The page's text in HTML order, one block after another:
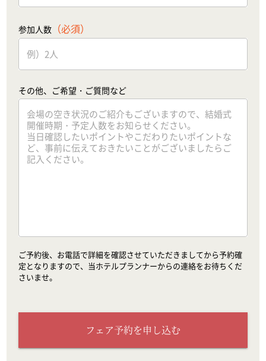
参加人数 （必須）
その他、ご希望・ご質問など
ご予約後、お電話で詳細を確認させていただきましてから予約確
定となりますので、当ホテルプランナーからの連絡をお待ちくだ
さいませ。
フェア予約を申し込む